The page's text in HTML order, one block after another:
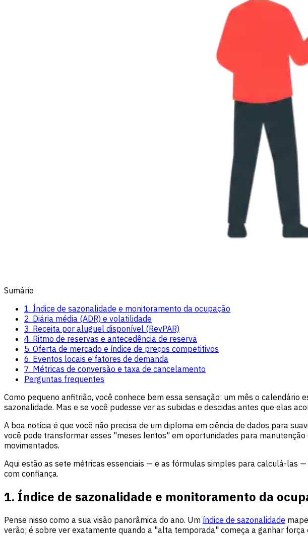
Sumário
1. Índice de sazonalidade e monitoramento da ocupação
2. Diária média (ADR) e volatilidade
3. Receita por aluguel disponível (RevPAR)
4. Ritmo de reservas e antecedência de reserva
5. Oferta de mercado e índice de preços competitivos
6. Eventos locais e fatores de demanda
7. Métricas de conversão e taxa de cancelamento
Perguntas frequentes
Como pequeno anfitrião, você conhece bem essa sensação: um mês o
sazonalidade. Mas e se você pudesse ver as subidas e descidas antes que elas
A boa notícia é que você não precisa de um diploma em ciência de dados para
você pode transformar esses "meses lentos" em oportunidades para
movimentados.
Aqui estão as sete métricas essenciais — e as fórmulas simples para calculá-las
com confiança.
1. Índice de sazonalidade e monitoramento da
Pense nisso como a sua visão panorâmica do ano. Um índice de sazonalidade
verão; é sobre ver exatamente quando a "alta temporada" começa a ganhar força